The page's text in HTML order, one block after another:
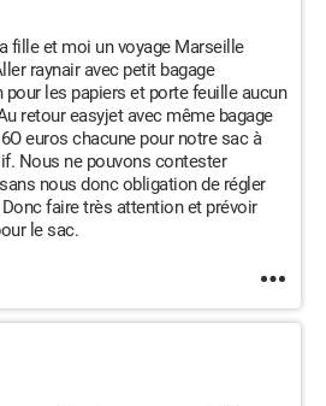
fille et moi un voyage Marseille
raynair avec petit bagage
les papiers et porte feuille aucun
retour easyjet avec même bagage
euros chacune pour notre sac à
Nous ne pouvons contester
nous donc obligation de régler
faire très attention et prévoir
le sac.